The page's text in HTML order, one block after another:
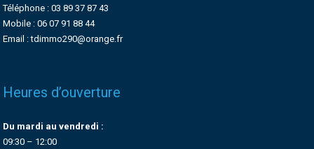
Téléphone : 03 89 37 87 43
Mobile : 06 07 91 88 44
Email : tdimmo290@orange.fr
Heures d’ouverture
Du mardi au vendredi :
09:30 – 12:00